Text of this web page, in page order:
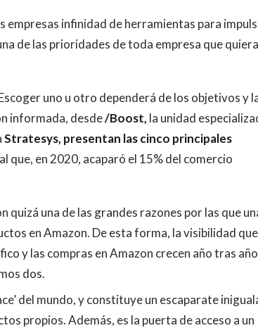
empresas infinidad de herramientas para
de las prioridades de toda empresa que quiera
uno u otro dependerá de los objetivos y
informada, desde/Boost, la unidad
Stratesys, presentan las cinco principales
que, en 2020, acaparó el 15% del comercio
quizá una de las grandes razones por las que
en Amazon. De esta forma, la visibilidad que
y las compras en Amazon crecen año tras
dos.
del mundo, y constituye un escaparate
propios. Además, es la puerta de acceso a un